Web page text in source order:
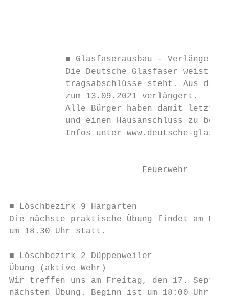
■ Glasfaserausbau -
Die Deutsche Glasfaser weist
tragsabschlüsse steht. Aus
           zum 13.09.2021 verlängert.
Alle Bürger haben damit
und einen Hausanschluss zu
Infos unter www.deutsche-
Feuerwehr
■ Löschbezirk 9 Hargarten
Die nächste praktische Übung findet am
um 18.30 Uhr statt.
■ Löschbezirk 2 Düppenweiler
Übung (aktive Wehr)
Wir treffen uns am Freitag, den 17.
nächsten Übung. Beginn ist um 18:00